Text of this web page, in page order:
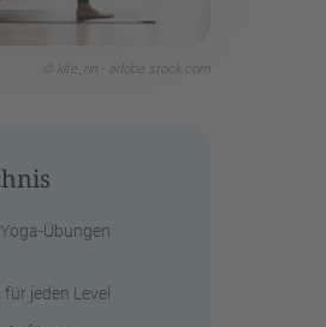
© kite_rin - adobe.stock.com
Übungen
jeden Level